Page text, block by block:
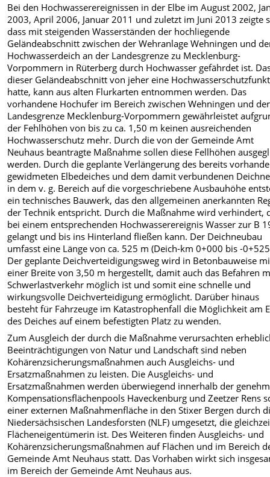
Bei den Hochwasserereignissen in der Elbe im August 2002,
2003, April 2006, Januar 2011 und zuletzt im Juni 2013 zeigte
dass mit steigenden Wasserständen der hochliegende
Geländeabschnitt zwischen der Wehranlage Wehningen und
Hochwasserdeich an der Landesgrenze zu Mecklenburg-
Vorpommern in Rüterberg durch Hochwasser gefährdet ist.
dieser Geländeabschnitt von jeher eine
hatte, kann aus alten Flurkarten entnommen werden. Das
vorhandene Hochufer im Bereich zwischen Wehningen und der
Landesgrenze Mecklenburg-Vorpommern gewährleistet
der Fehlhöhen von bis zu ca. 1,50 m keinen ausreichenden
Hochwasserschutz mehr. Durch die von der Gemeinde Amt
Neuhaus beantragte Maßnahme sollen diese Fellhöhen
werden. Durch die geplante Verlängerung des bereits
gewidmeten Elbedeiches und dem damit verbundenen
in dem v. g. Bereich auf die vorgeschriebene Ausbauhöhe
ein technisches Bauwerk, das den allgemeinen anerkannten
der Technik entspricht. Durch die Maßnahme wird verhindert,
bei einem entsprechenden Hochwasserereignis Wasser zur B
gelangt und bis ins Hinterland fließen kann. Der Deichneubau
umfasst eine Länge von ca. 525 m (Deich-km 0+000 bis -
Der geplante Deichverteidigungsweg wird in Betonbauweise
einer Breite von 3,50 m hergestellt, damit auch das Befahren
Schwerlastverkehr möglich ist und somit eine schnelle und
wirkungsvolle Deichverteidigung ermöglicht. Darüber hinaus
besteht für Fahrzeuge im Katastrophenfall die Möglichkeit am
des Deiches auf einem befestigten Platz zu wenden.
Zum Ausgleich der durch die Maßnahme verursachten
Beeinträchtigungen von Natur und Landschaft sind neben
Kohärenzsicherungsmaßnahmen auch Ausgleichs- und
Ersatzmaßnahmen zu leisten. Die Ausgleichs- und
Ersatzmaßnahmen werden überwiegend innerhalb der
Kompensationsflächenpools Haveckenburg und Zeetzer Rens
einer externen Maßnahmenfläche in den Stixer Bergen durch
Niedersächsischen Landesforsten (NLF) umgesetzt, die
Flächeneigentümerin ist. Des Weiteren finden Ausgleichs- und
Kohärenzsicherungsmaßnahmen auf Flächen und im Bereich
Gemeinde Amt Neuhaus statt. Das Vorhaben wirkt sich
im Bereich der Gemeinde Amt Neuhaus aus.